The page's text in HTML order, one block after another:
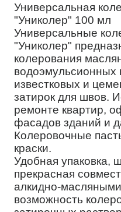
Универсальная
"Униколер" 100 мл
Универсальные
"Униколер"
колерования
водоэмульсионных
известковых и
затирок для швов.
ремонте квартир,
фасадов зданий и
Колеровочные
краски.
Удобная упаковка,
прекрасная
алкидно-
возможность